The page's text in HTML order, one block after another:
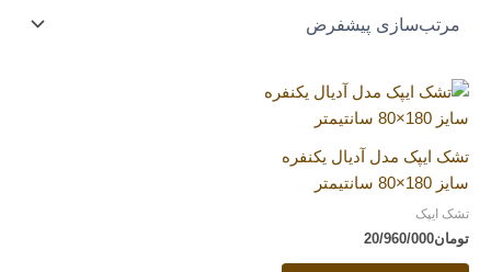
تشک ایپک مدل آدیال یکنفره
سایز 180×80 سانتیمتر
تشک ایپک
تومان20/960/000